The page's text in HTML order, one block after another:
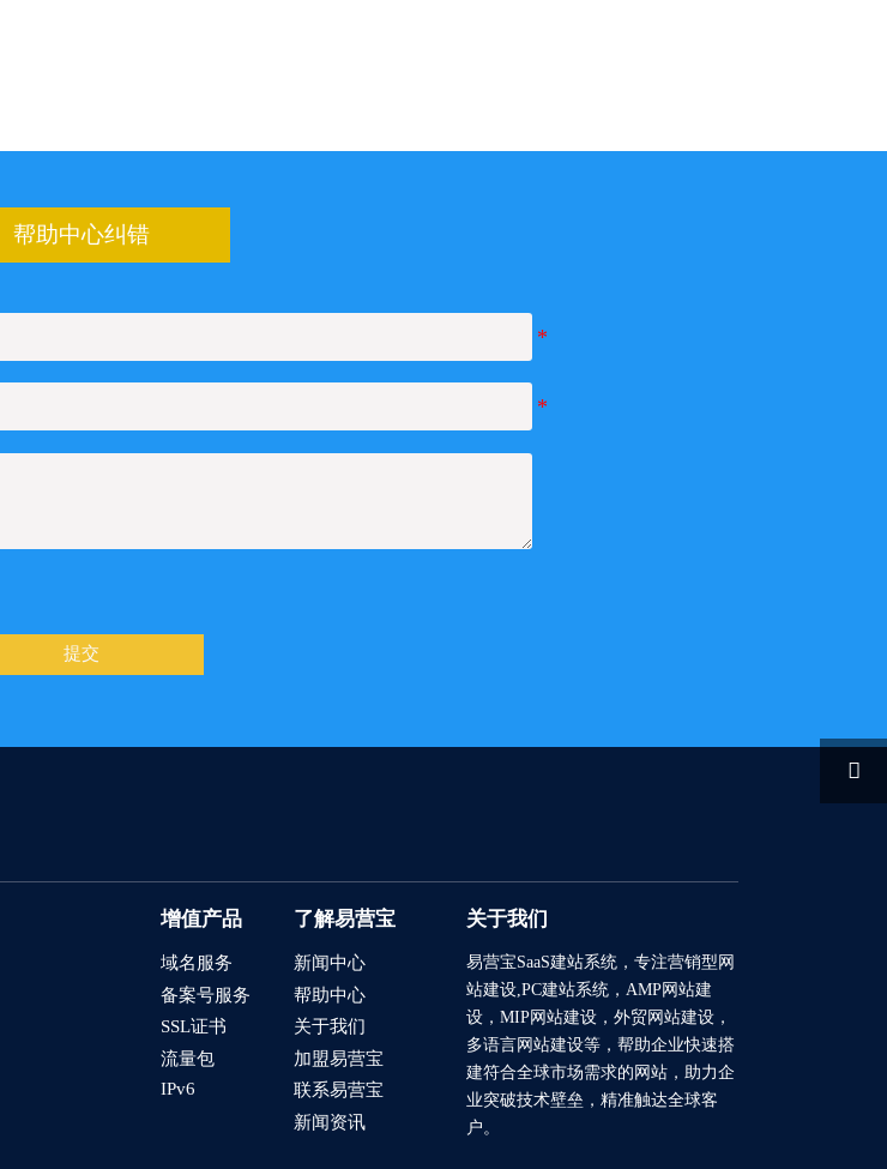
帮助中心纠错
提交
增值产品
域名服务
备案号服务
SSL证书
流量包
IPv6
了解易营宝
新闻中心
帮助中心
关于我们
加盟易营宝
联系易营宝
新闻资讯
关于我们
易营宝SaaS建站系统，专注营销型网
站建设,PC建站系统，AMP网站建
设，MIP网站建设，外贸网站建设，
多语言网站建设等，帮助企业快速搭
建符合全球市场需求的网站，助力企
业突破技术壁垒，精准触达全球客
户。
